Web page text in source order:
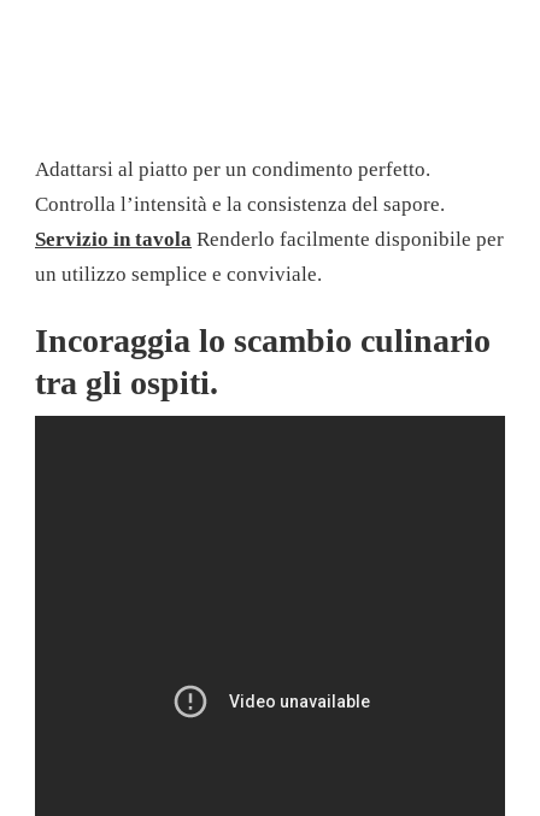
Adattarsi al piatto per un condimento perfetto.
Controlla l’intensità e la consistenza del sapore.
Servizio in tavola Renderlo facilmente disponibile per
un utilizzo semplice e conviviale.
Incoraggia lo scambio culinario
tra gli ospiti.